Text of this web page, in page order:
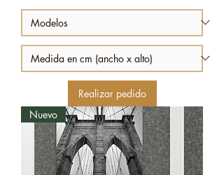
Realizar pedido
Nuevo